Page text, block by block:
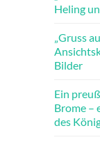
Heling
„Gruss
Bilder
Ein
Brome –
des